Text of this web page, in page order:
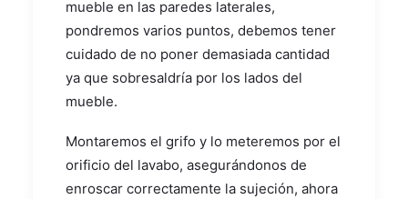
mueble en las paredes laterales,
pondremos varios puntos, debemos tener
cuidado de no poner demasiada cantidad
ya que sobresaldría por los lados del
mueble.
Montaremos el grifo y lo meteremos por el
orificio del lavabo, asegurándonos de
enroscar correctamente la sujeción, ahora